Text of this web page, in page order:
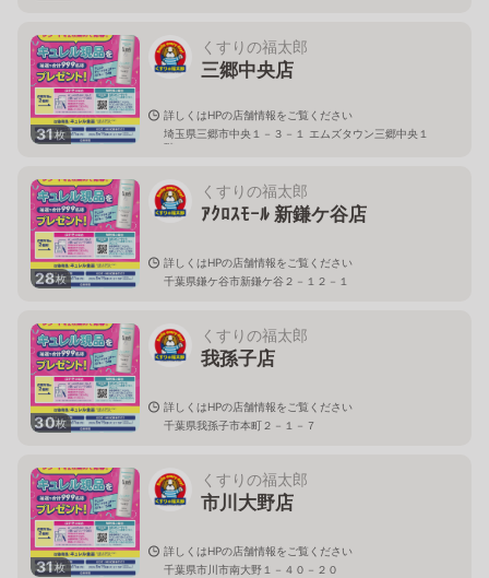
31枚
くすりの福太郎
三郷中央店
詳しくはHPの店舗情報をご覧ください
埼玉県三郷市中央１－３－１ エムズタウン三郷中央１
階
28枚
くすりの福太郎
ｱｸﾛｽﾓｰﾙ 新鎌ケ谷店
詳しくはHPの店舗情報をご覧ください
千葉県鎌ケ谷市新鎌ケ谷２－１２－１
30枚
くすりの福太郎
我孫子店
詳しくはHPの店舗情報をご覧ください
千葉県我孫子市本町２－１－７
31枚
くすりの福太郎
市川大野店
詳しくはHPの店舗情報をご覧ください
千葉県市川市南大野１－４０－２０